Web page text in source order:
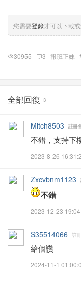
您需要登錄才可以下載
30955 3 報班正妹
全部回復 3
Mitch8503 註冊
不錯，支持下
2023-8-26
Zxcvbnm1123
不錯
2023-12-23
S35514066 註
給個讚
2024-11-1